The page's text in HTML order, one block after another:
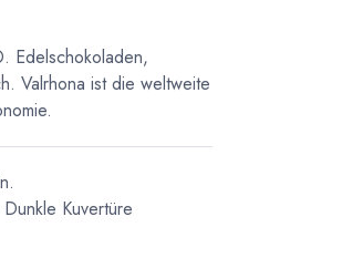
Edelschokoladen,
Valrhona ist die weltweite
Dunkle Kuvertüre